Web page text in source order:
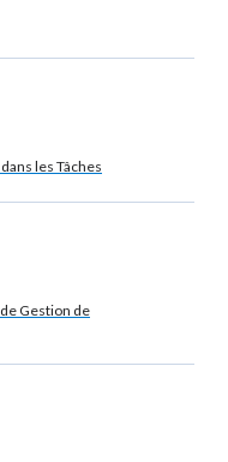
les Tâches
Gestion de